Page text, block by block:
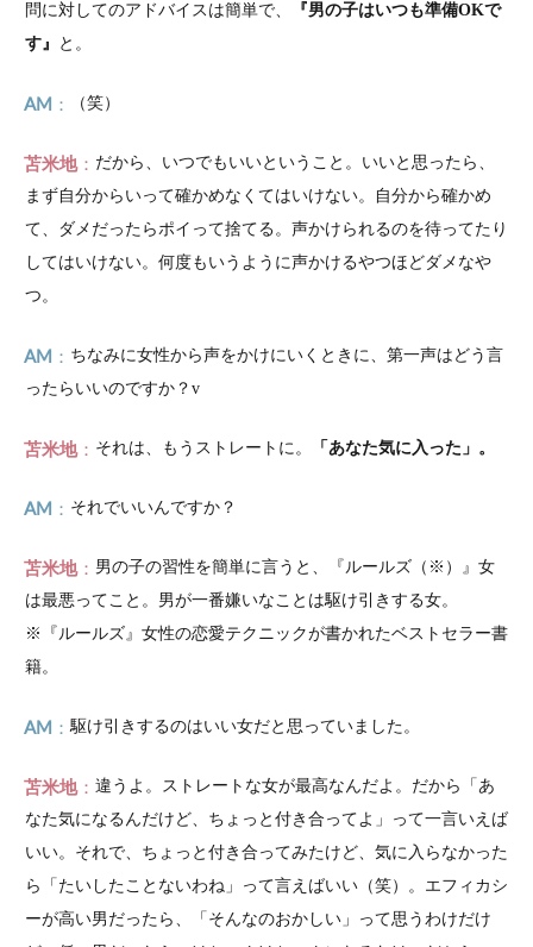
問に対してのアドバイスは簡単で、
『男の子はいつも準備OKで
す』
と。
AM （笑）
苫米地
だから、いつでもいいということ。いいと思ったら、
まず自分からいって確かめなくてはいけない。自分から確かめ
て、ダメだったらポイって捨てる。声かけられるのを待ってたり
してはいけない。何度もいうように声かけるやつほどダメなや
つ。
AM
ちなみに女性から声をかけにいくときに、第一声はどう言
ったらいいのですか？v
苫米地 それは、もうストレートに。 「あなた気に入った」。
AM それでいいんですか？
苫米地
男の子の習性を簡単に言うと、『ルールズ（※）』女
は最悪ってこと。男が一番嫌いなことは駆け引きする女。
※『ルールズ』女性の恋愛テクニックが書かれたベストセラー書
籍。
AM 駆け引きするのはいい女だと思っていました。
苫米地
違うよ。ストレートな女が最高なんだよ。だから「あ
なた気になるんだけど、ちょっと付き合ってよ」って一言いえば
いい。それで、ちょっと付き合ってみたけど、気に入らなかった
ら「たいしたことないわね」って言えばいい（笑）。エフィカシ
ーが高い男だったら、「そんなのおかしい」って思うわけだけ